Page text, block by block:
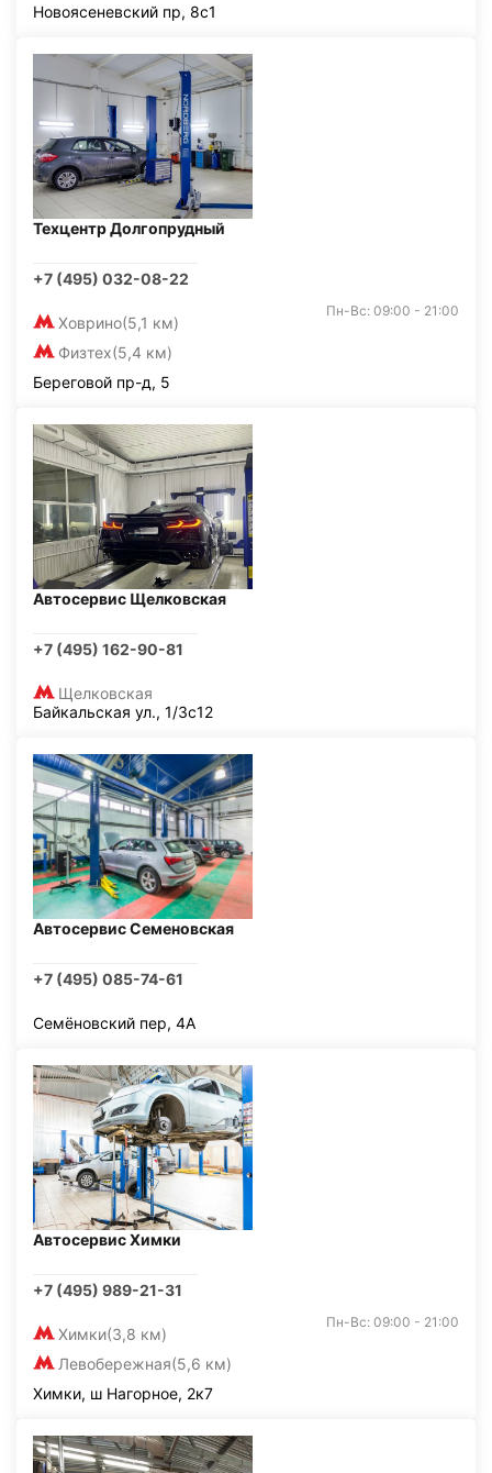
Новоясеневский пр, 8с1
Техцентр Долгопрудный
+7 (495) 032-08-22
Ховрино(5,1 км)
Физтех(5,4 км)
Пн-Вс: 09:00 - 21:00
Береговой пр-д, 5
Автосервис Щелковская
+7 (495) 162-90-81
Щелковская
Байкальская ул., 1/3с12
Автосервис Семеновская
+7 (495) 085-74-61
Семёновский пер, 4А
Автосервис Химки
+7 (495) 989-21-31
Химки(3,8 км)
Левобережная(5,6 км)
Пн-Вс: 09:00 - 21:00
Химки, ш Нагорное, 2к7